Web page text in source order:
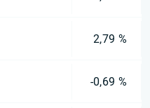
2,79 %
-0,69 %